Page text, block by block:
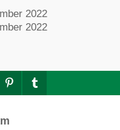
2022
2022